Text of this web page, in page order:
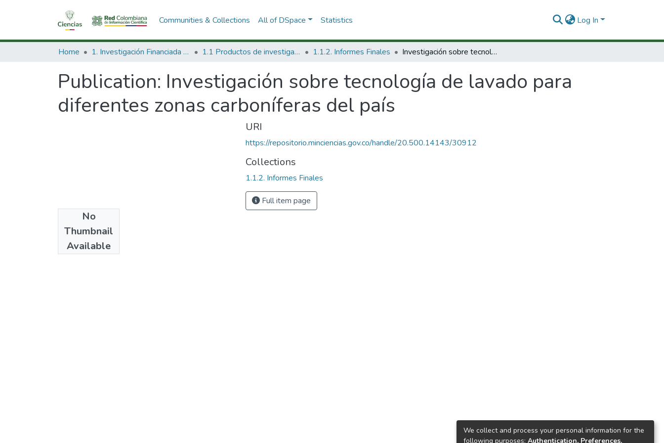
Communities & Collections All of DSpace Statistics Log In
Home 1. Investigación Financiada con Recursos Públicos 1.1 Productos de investigación 1.1.2. Informes Finales Investigación sobre tecnología de lavado para diferentes zonas carboníferas del país
Publication: Investigación sobre tecnología de lavado para
diferentes zonas carboníferas del país
No
Thumbnail
Available
1991
URI
https://repositorio.minciencias.gov.co/handle/20.500.14143/30912
Collections
1.1.2. Informes Finales
Full item page
We collect and process your personal information for the
following purposes: Authentication, Preferences,